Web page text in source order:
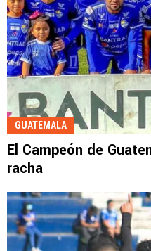
GUATEMALA
El Campeón de
racha